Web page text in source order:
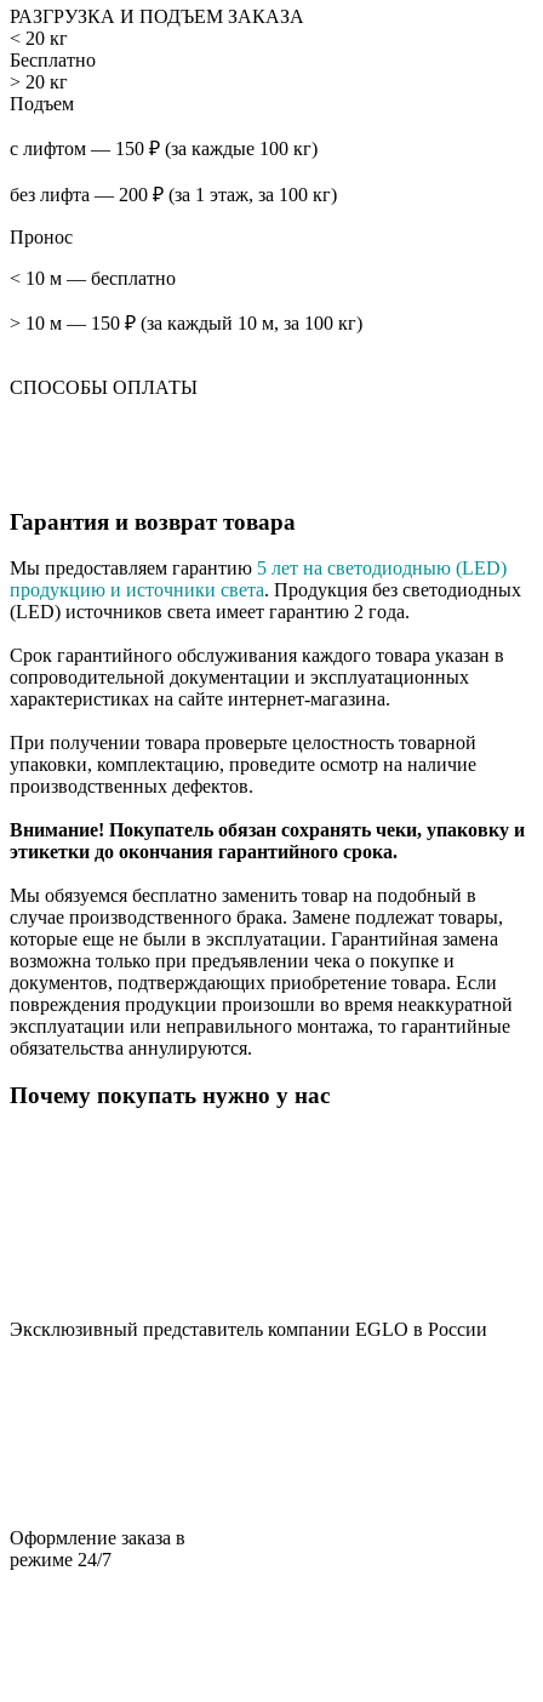
РАЗГРУЗКА И ПОДЪЕМ ЗАКАЗА
< 20 кг
Бесплатно
> 20 кг
Подъем
с лифтом — 150 ₽ (за каждые 100 кг)
без лифта — 200 ₽ (за 1 этаж, за 100 кг)
Пронос
< 10 м — бесплатно
> 10 м — 150 ₽ (за каждый 10 м, за 100 кг)
СПОСОБЫ ОПЛАТЫ
Гарантия и возврат товара
Мы предоставляем гарантию 5 лет на светодиодныю (LED)
продукцию и источники света. Продукция без светодиодных
(LED) источников света имеет гарантию 2 года.
Срок гарантийного обслуживания каждого товара указан в
сопроводительной документации и эксплуатационных
характеристиках на сайте интернет-магазина.
При получении товара проверьте целостность товарной
упаковки, комплектацию, проведите осмотр на наличие
производственных дефектов.
Внимание! Покупатель обязан сохранять чеки, упаковку и
этикетки до окончания гарантийного срока.
Мы обязуемся бесплатно заменить товар на подобный в
случае производственного брака. Замене подлежат товары,
которые еще не были в эксплуатации. Гарантийная замена
возможна только при предъявлении чека о покупке и
документов, подтверждающих приобретение товара. Если
повреждения продукции произошли во время неаккуратной
эксплуатации или неправильного монтажа, то гарантийные
обязательства аннулируются.
Почему покупать нужно у нас
Эксклюзивный представитель компании EGLO в России
Оформление заказа в
режиме 24/7